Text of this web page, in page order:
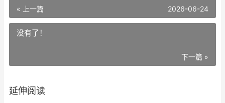
« 上一篇 2026-06-24
没有了！
下一篇 »
延伸阅读